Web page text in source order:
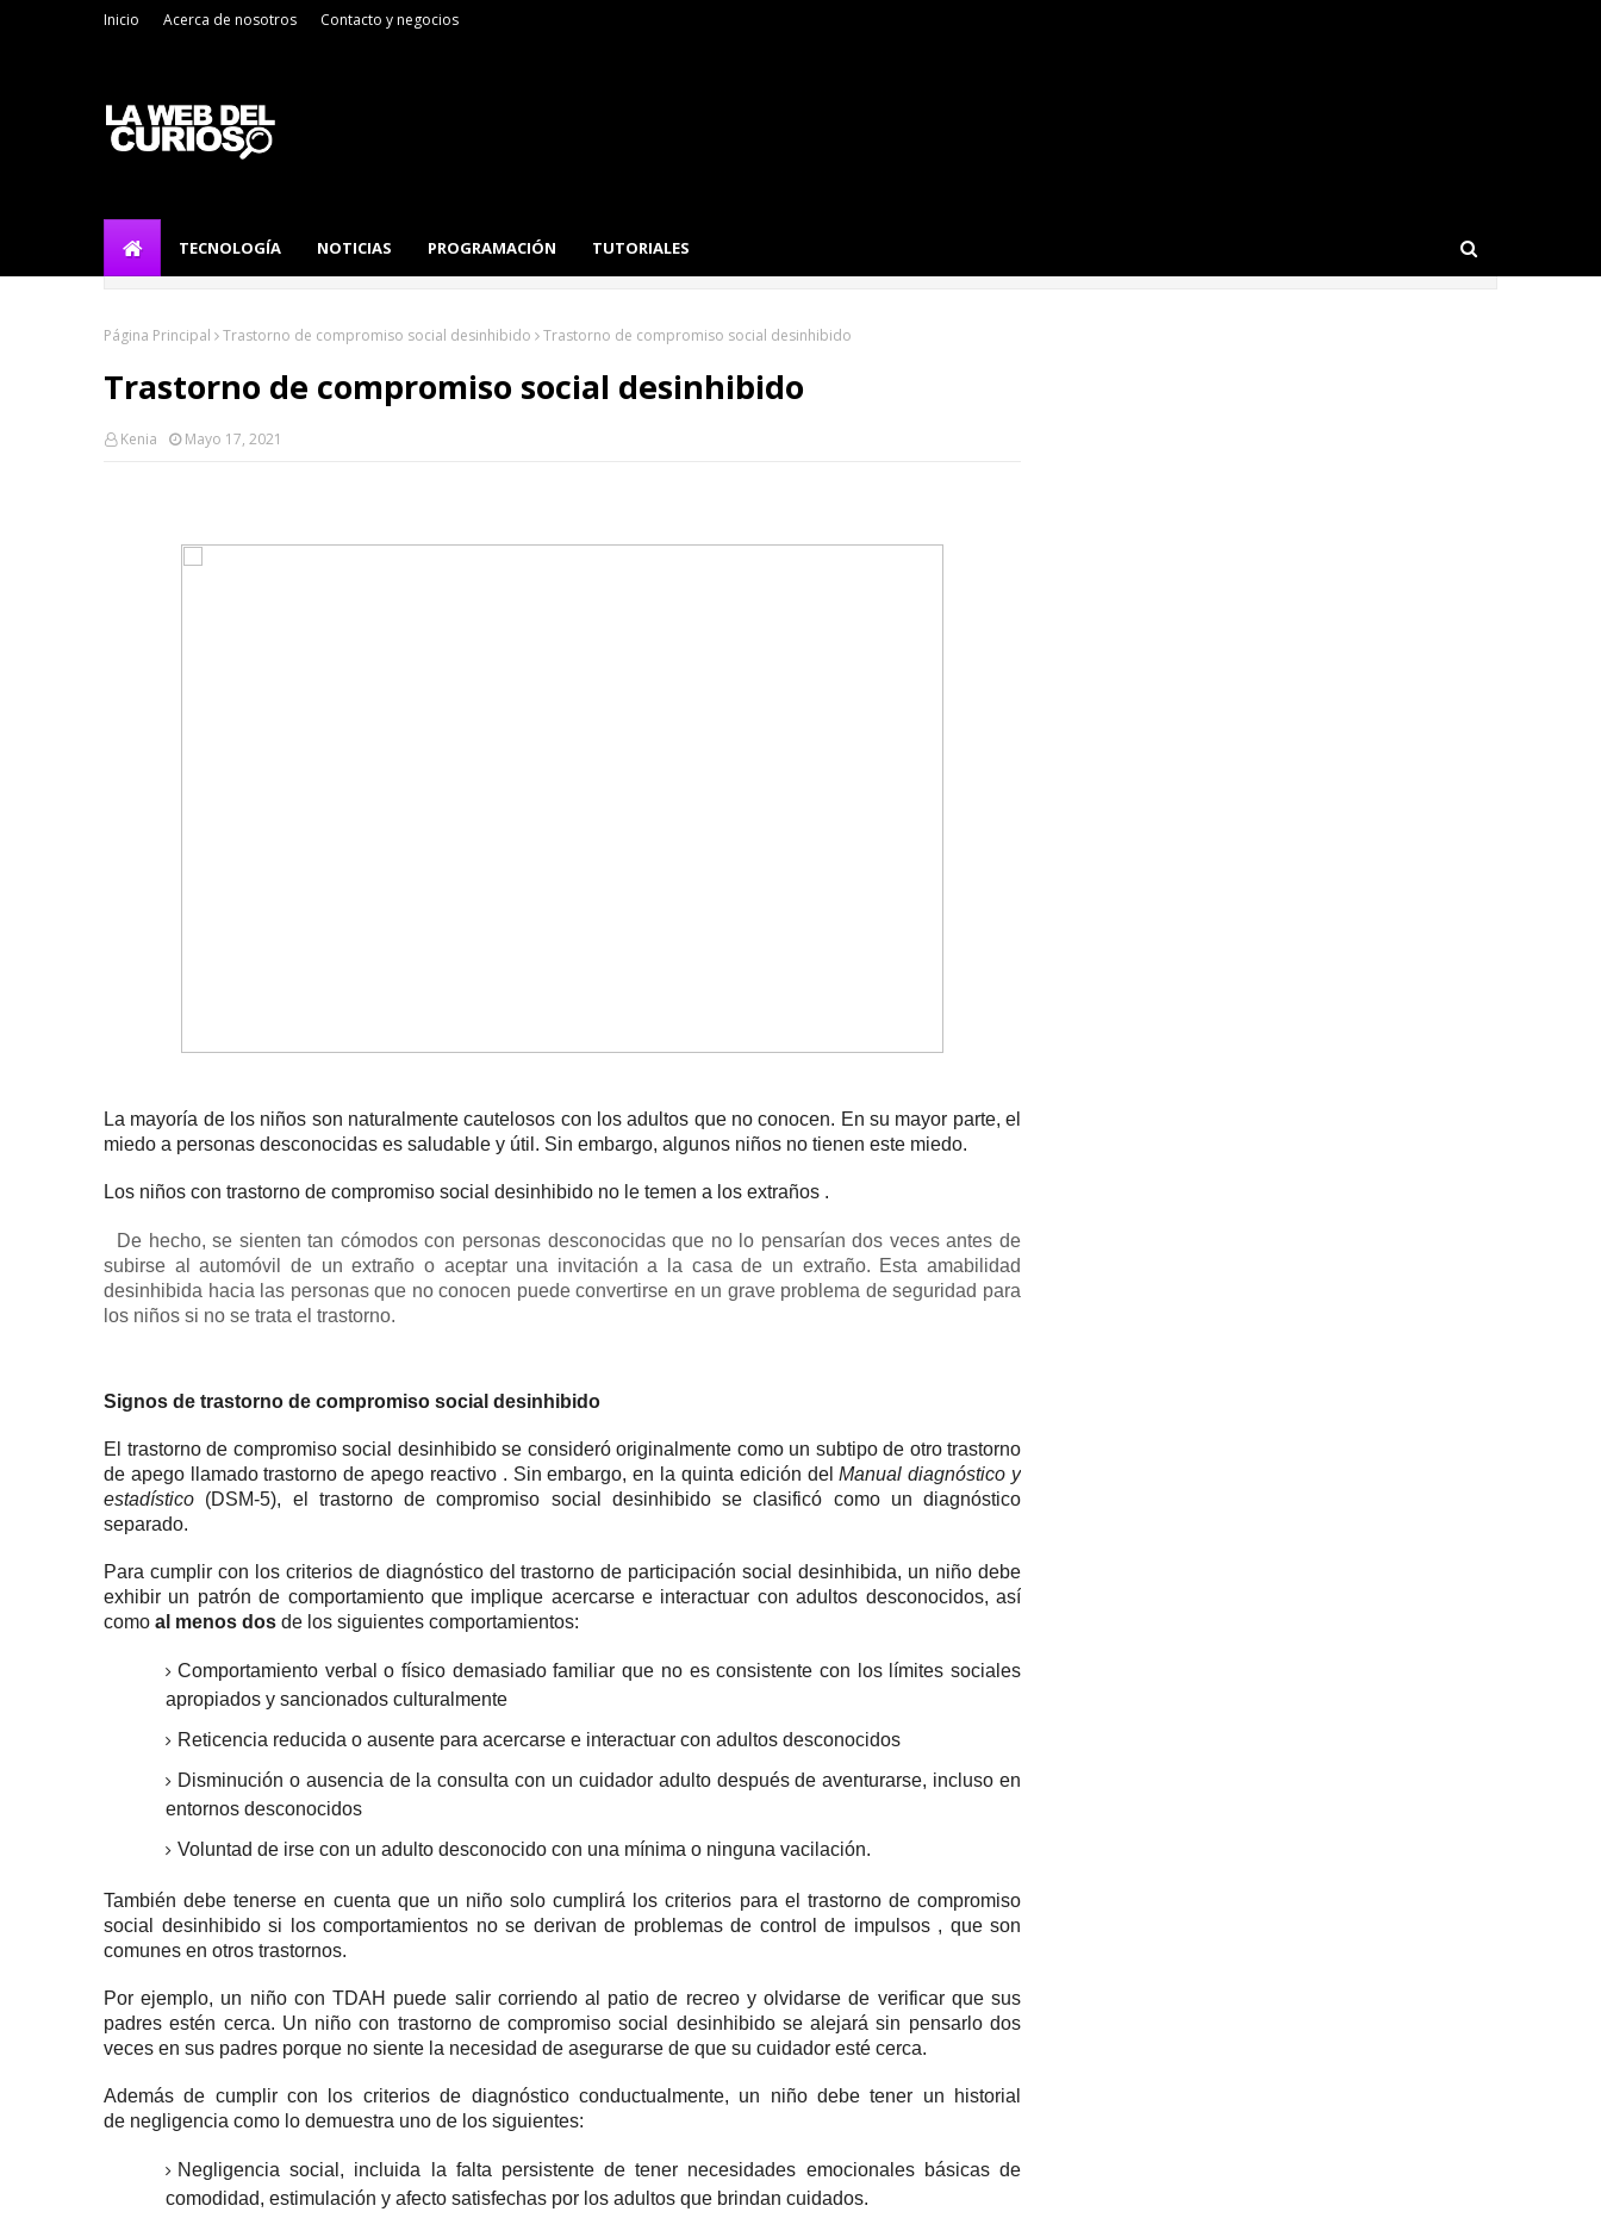
Inicio Acerca de nosotros Contacto y negocios
TECNOLOGÍA NOTICIAS PROGRAMACIÓN TUTORIALES
Página Principal Trastorno de compromiso social desinhibido Trastorno de compromiso social desinhibido
Trastorno de compromiso social desinhibido
Kenia Mayo 17, 2021
La mayoría de los niños son naturalmente cautelosos con los adultos que no conocen. En su mayor parte, el
miedo a personas desconocidas es saludable y útil. Sin embargo, algunos niños no tienen este miedo.
Los niños con trastorno de compromiso social desinhibido no le temen a los extraños .
De hecho, se sienten tan cómodos con personas desconocidas que no lo pensarían dos veces antes de
subirse al automóvil de un extraño o aceptar una invitación a la casa de un extraño. Esta amabilidad
desinhibida hacia las personas que no conocen puede convertirse en un grave problema de seguridad para
los niños si no se trata el trastorno.
Signos de trastorno de compromiso social desinhibido
El trastorno de compromiso social desinhibido se consideró originalmente como un subtipo de otro trastorno
de apego llamadotrastorno de apego reactivo. Sin embargo, en la quinta edición delManual diagnóstico y
estadístico (DSM-5), el trastorno de compromiso social desinhibido se clasificó como un diagnóstico
separado.
Para cumplir con los criterios de diagnóstico del trastorno de participación social desinhibida, un niño debe
exhibir un patrón de comportamiento que implique acercarse e interactuar con adultos desconocidos, así
como al menos dos de los siguientes comportamientos:
Comportamiento verbal o físico demasiado familiar que no es consistente con los límites sociales
apropiados y sancionados culturalmente
Reticencia reducida o ausente para acercarse e interactuar con adultos desconocidos
Disminución o ausencia de la consulta con un cuidador adulto después de aventurarse, incluso en
entornos desconocidos
Voluntad de irse con un adulto desconocido con una mínima o ninguna vacilación.
También debe tenerse en cuenta que un niño solo cumplirá los criterios para el trastorno de compromiso
social desinhibido si los comportamientos no se derivan de problemas de control de impulsos, que son
comunes en otros trastornos.
Por ejemplo, un niño conTDAH puede salir corriendo al patio de recreo y olvidarse de verificar que sus
padres estén cerca. Un niño con trastorno de compromiso social desinhibido se alejará sin pensarlo dos
veces en sus padres porque no siente la necesidad de asegurarse de que su cuidador esté cerca.
Además de cumplir con los criterios de diagnóstico conductualmente, un niño debe tener un historial
de negligencia como lo demuestra uno de los siguientes:
Negligencia social, incluida la falta persistente de tener necesidades emocionales básicas de
comodidad, estimulación y afecto satisfechas por los adultos que brindan cuidados.